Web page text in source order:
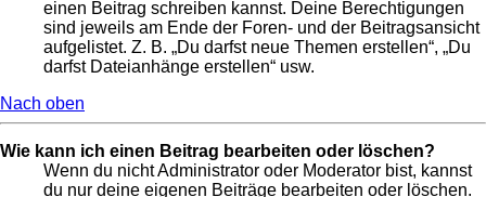
einen Beitrag schreiben kannst. Deine Berechtigungen
sind jeweils am Ende der Foren- und der Beitragsansicht
aufgelistet. Z. B. „Du darfst neue Themen erstellen“, „Du
darfst Dateianhänge erstellen“ usw.
Nach oben
Wie kann ich einen Beitrag bearbeiten oder löschen?
Wenn du nicht Administrator oder Moderator bist, kannst
du nur deine eigenen Beiträge bearbeiten oder löschen.